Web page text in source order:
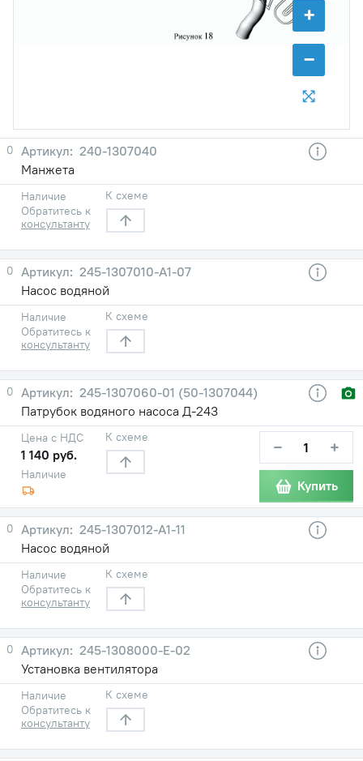
+
−
0
240-1307040
Манжета
Наличие
Обратитесь к
консультанту
К схеме
0
245-1307010-А1-07
Насос водяной
Наличие
Обратитесь к
консультанту
К схеме
0
245-1307060-01 (50-1307044)
Патрубок водяного насоса Д-243
Наличие
Цена с НДС
1 140 руб.
К схеме − +
Купить
0
245-1307012-А1-11
Насос водяной
Наличие
Обратитесь к
консультанту
К схеме
0
245-1308000-Е-02
Установка вентилятора
Наличие
Обратитесь к
консультанту
К схеме